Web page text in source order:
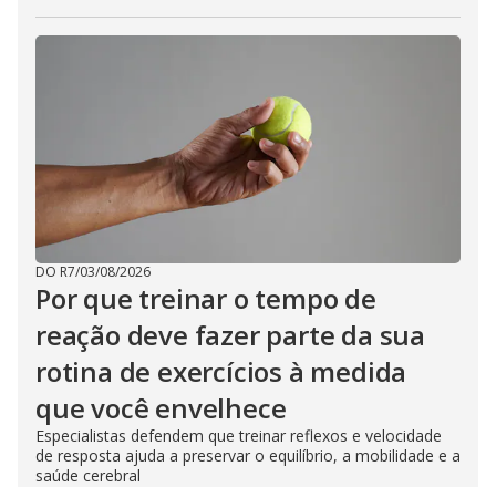
DO R7/03/08/2026
Por que treinar o tempo de
reação deve fazer parte da sua
rotina de exercícios à medida
que você envelhece
Especialistas defendem que treinar reflexos e velocidade
de resposta ajuda a preservar o equilíbrio, a mobilidade e a
saúde cerebral